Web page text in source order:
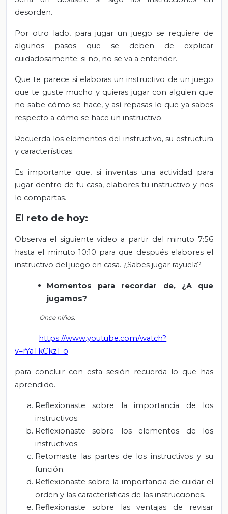
desorden.
Por otro lado, para jugar un juego se requiere de
algunos pasos que se deben de explicar
cuidadosamente; si no, no se va a entender.
Que te parece si elaboras un instructivo de un juego
que te guste mucho y quieras jugar con alguien que
no sabe cómo se hace, y así repasas lo que ya sabes
respecto a cómo se hace un instructivo.
Recuerda los elementos del instructivo, su estructura
y características.
Es importante que, si inventas una actividad para
jugar dentro de tu casa, elabores tu instructivo y nos
lo compartas.
El reto de hoy:
Observa el siguiente video a partir del minuto 7:56
hasta el minuto 10:10 para que después elabores el
instructivo del juego en casa. ¿Sabes jugar rayuela?
Momentos para recordar de, ¿A que
jugamos?
Once niños.
https://www.youtube.com/watch?
v=rYaTkCkz1-o
para concluir con esta sesión recuerda lo que has
aprendido.
Reflexionaste sobre la importancia de los
instructivos.
Reflexionaste sobre los elementos de los
instructivos.
Retomaste las partes de los instructivos y su
función.
Reflexionaste sobre la importancia de cuidar el
orden y las características de las instrucciones.
Reflexionaste sobre las ventajas de revisar